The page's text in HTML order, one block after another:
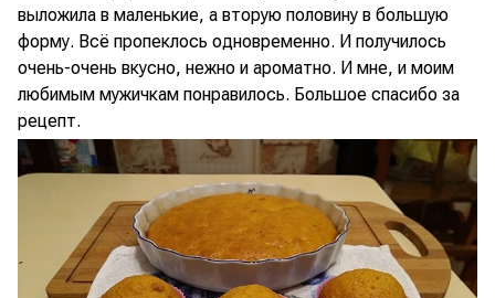
выложила в маленькие, а вторую половину в большую
форму. Всё пропеклось одновременно. И получилось
очень-очень вкусно, нежно и ароматно. И мне, и моим
любимым мужичкам понравилось. Большое спасибо за
рецепт.